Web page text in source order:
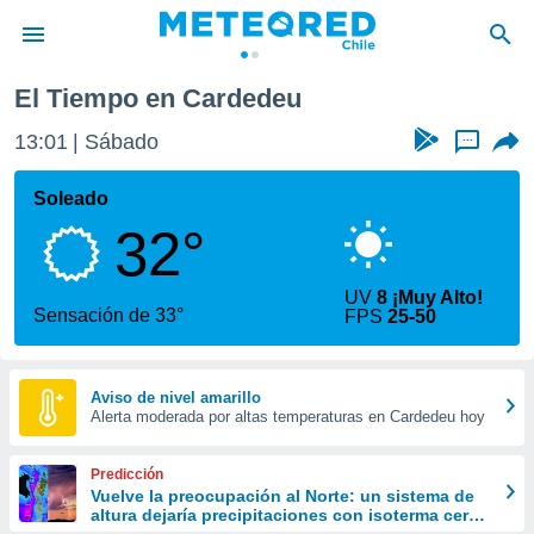
de
por
que se
calidad.
a este
las
y
forma
digital
basada
El Tiempo en Cardedeu
13:01 Sábado ...
Soleado
32°
Sensación de 33°
UV8 ¡Muy Alto!
FPS25-50
Aviso de nivel amarillo
Alerta moderada por altas temperaturas en Cardedeu hoy
Predicción
Vuelve la preocupación al Norte: un sistema de
altura dejaría precipitaciones con isoterma cero